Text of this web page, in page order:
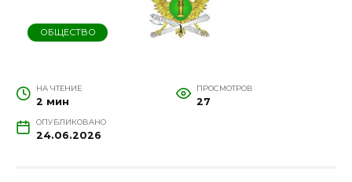
ОБЩЕСТВО
НА ЧТЕНИЕ
2 мин
ПРОСМОТРОВ
27
ОПУБЛИКОВАНО
24.06.2026